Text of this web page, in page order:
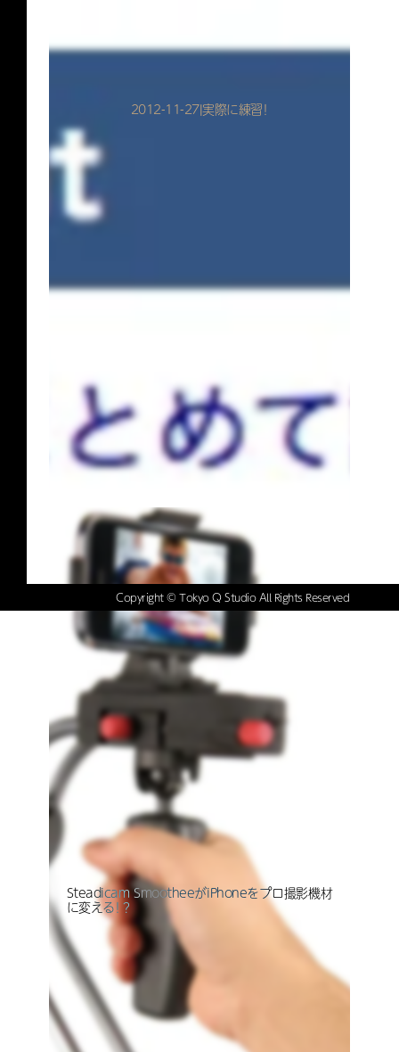
2012-11-27|実際に練習！
Steadicam SmootheeがiPhoneをプロ撮影機材
に変える！？
Copyright © Tokyo Q Studio All Rights Reserved